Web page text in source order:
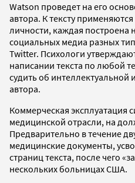
Watson проведет на его
автора. К тексту
личности, каждая построена
социальных медиа разных
Twitter. Психологи
написании текста по любой
судить об
автора.
Коммерческая эксплуатация
медицинской отрасли, на
Предварительно в течение
медицинские документы,
страниц текста, после чего
нескольких больницах США.